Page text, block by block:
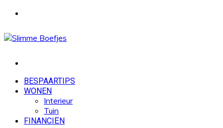
BESPAARTIPS
WONEN
Interieur
Tuin
FINANCIËN